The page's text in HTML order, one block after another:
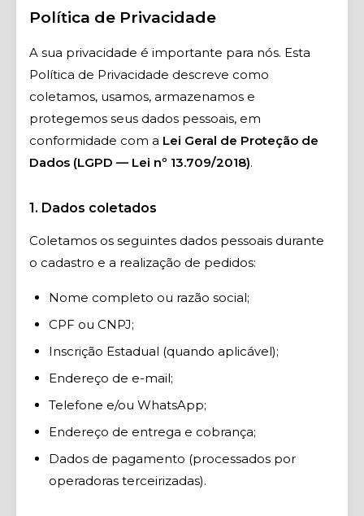
Política de Privacidade
A sua privacidade é importante para nós. Esta
Política de Privacidade descreve como
coletamos, usamos, armazenamos e
protegemos seus dados pessoais, em
conformidade com a Lei Geral de Proteção de
Dados (LGPD — Lei nº 13.709/2018).
1. Dados coletados
Coletamos os seguintes dados pessoais durante
o cadastro e a realização de pedidos:
Nome completo ou razão social;
CPF ou CNPJ;
Inscrição Estadual (quando aplicável);
Endereço de e-mail;
Telefone e/ou WhatsApp;
Endereço de entrega e cobrança;
Dados de pagamento (processados por
operadoras terceirizadas).